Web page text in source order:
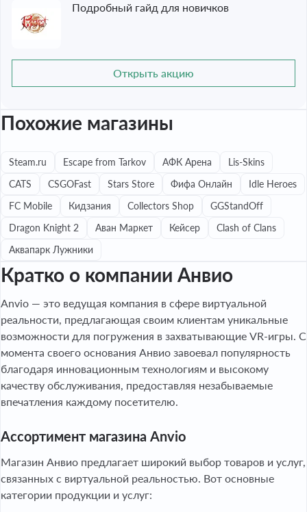
Подробный гайд для новичков
Открыть акцию
Похожие магазины
Steam.ru Escape from Tarkov АФК Арена
Lis-Skins
CATS
CSGOFast Stars Store Фифа Онлайн
Idle Heroes
FC Mobile
Кидзания Collectors Shop
GGStandOff
Dragon Knight 2
Аван Маркет Кейсер
Clash of Clans
Аквапарк Лужники
Кратко о компании Анвио
Anvio — это ведущая компания в сфере виртуальной
реальности, предлагающая своим клиентам уникальные
возможности для погружения в захватывающие VR-игры. С
момента своего основания Анвио завоевал популярность
благодаря инновационным технологиям и высокому
качеству обслуживания, предоставляя незабываемые
впечатления каждому посетителю.
Ассортимент магазина Anvio
Магазин Анвио предлагает широкий выбор товаров и услуг,
связанных с виртуальной реальностью. Вот основные
категории продукции и услуг: